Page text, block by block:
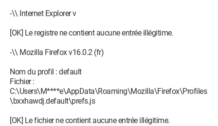
-\\ Internet Explorer v
[OK] Le registre ne contient aucune entrée illégitime.
-\\ Mozilla Firefox v16.0.2 (fr)
Nom du profil : default
Fichier :
C:\Users\M****e\AppData\Roaming\Mozilla\Firefox\Profiles
\bxxhawdj.default\prefs.js
[OK] Le fichier ne contient aucune entrée illégitime.